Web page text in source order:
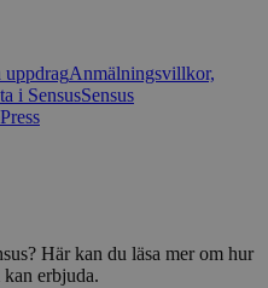
uppdragAnmälningsvillkor,
i SensusSensus
Press
Här kan du läsa mer om hur
erbjuda.